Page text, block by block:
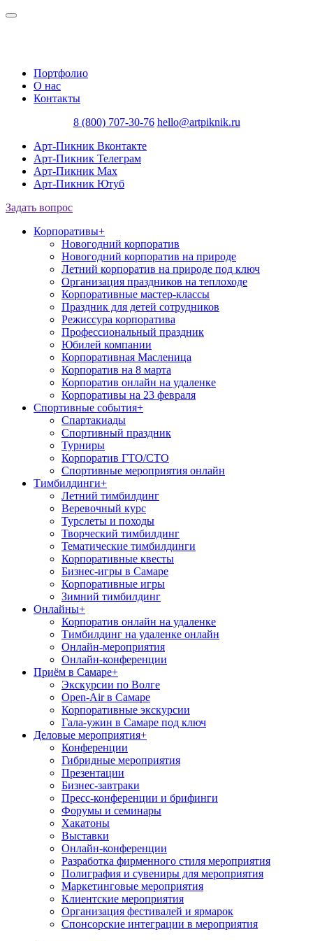
Портфолио
О нас
Контакты
8 (800) 707-30-76 hello@artpiknik.ru
Арт-Пикник Вконтакте
Арт-Пикник Телеграм
Арт-Пикник Max
Арт-Пикник Ютуб
Задать вопрос
Корпоративы+
Новогодний корпоратив
Новогодний корпоратив на природе
Летний корпоратив на природе под ключ
Организация праздников на теплоходе
Корпоративные мастер-классы
Праздник для детей сотрудников
Режиссура корпоратива
Профессиональный праздник
Юбилей компании
Корпоративная Масленица
Корпоратив на 8 марта
Корпоратив онлайн на удаленке
Корпоративы на 23 февраля
Спортивные события+
Спартакиады
Спортивный праздник
Турниры
Корпоратив ГТО/СТО
Спортивные мероприятия онлайн
Тимбилдинги+
Летний тимбилдинг
Веревочный курс
Турслеты и походы
Творческий тимбилдинг
Тематические тимбилдинги
Корпоративные квесты
Бизнес-игры в Самаре
Корпоративные игры
Зимний тимбилдинг
Онлайны+
Корпоратив онлайн на удаленке
Тимбилдинг на удаленке онлайн
Онлайн-мероприятия
Онлайн-конференции
Приём в Самаре+
Экскурсии по Волге
Open-Air в Самаре
Корпоративные экскурсии
Гала-ужин в Самаре под ключ
Деловые мероприятия+
Конференции
Гибридные мероприятия
Презентации
Бизнес-завтраки
Пресс-конференции и брифинги
Форумы и семинары
Хакатоны
Выставки
Онлайн-конференции
Разработка фирменного стиля мероприятия
Полиграфия и сувениры для мероприятия
Маркетинговые мероприятия
Клиентские мероприятия
Организация фестивалей и ярмарок
Спонсорские интеграции в мероприятия